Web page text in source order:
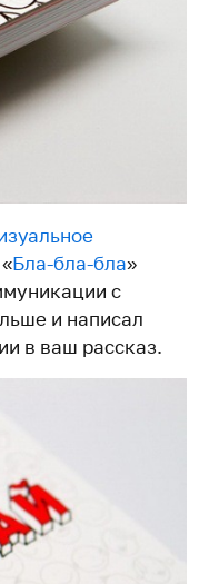
Бла-бла-бла»
с
и написал
в ваш рассказ.